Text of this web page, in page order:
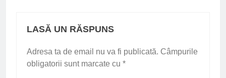
LASĂ UN RĂSPUNS
Adresa ta de email nu va fi publicată. Câmpurile
obligatorii sunt marcate cu *